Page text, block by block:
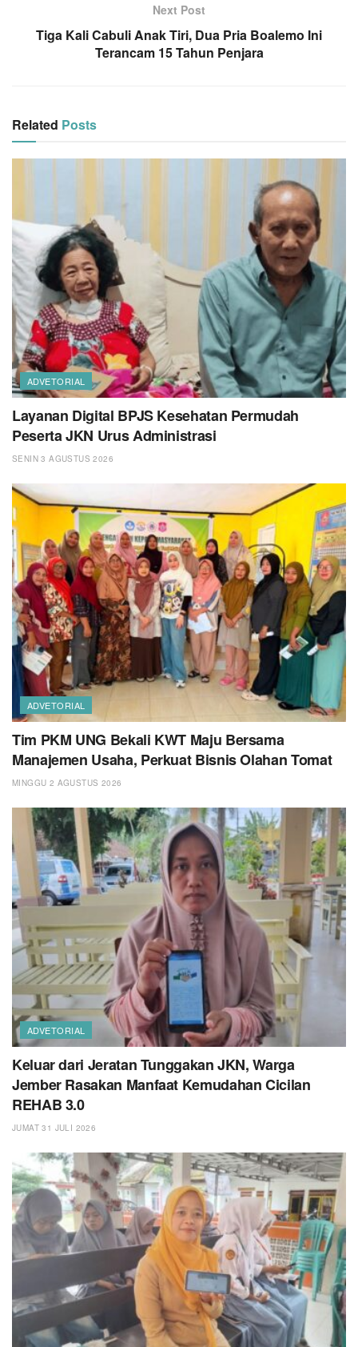
Next Post
Tiga Kali Cabuli Anak Tiri, Dua Pria Boalemo Ini
Terancam 15 Tahun Penjara
Related Posts
ADVETORIAL
Layanan Digital BPJS Kesehatan Permudah
Peserta JKN Urus Administrasi
SENIN 3 AGUSTUS 2026
ADVETORIAL
Tim PKM UNG Bekali KWT Maju Bersama
Manajemen Usaha, Perkuat Bisnis Olahan Tomat
MINGGU 2 AGUSTUS 2026
ADVETORIAL
Keluar dari Jeratan Tunggakan JKN, Warga
Jember Rasakan Manfaat Kemudahan Cicilan
REHAB 3.0
JUMAT 31 JULI 2026